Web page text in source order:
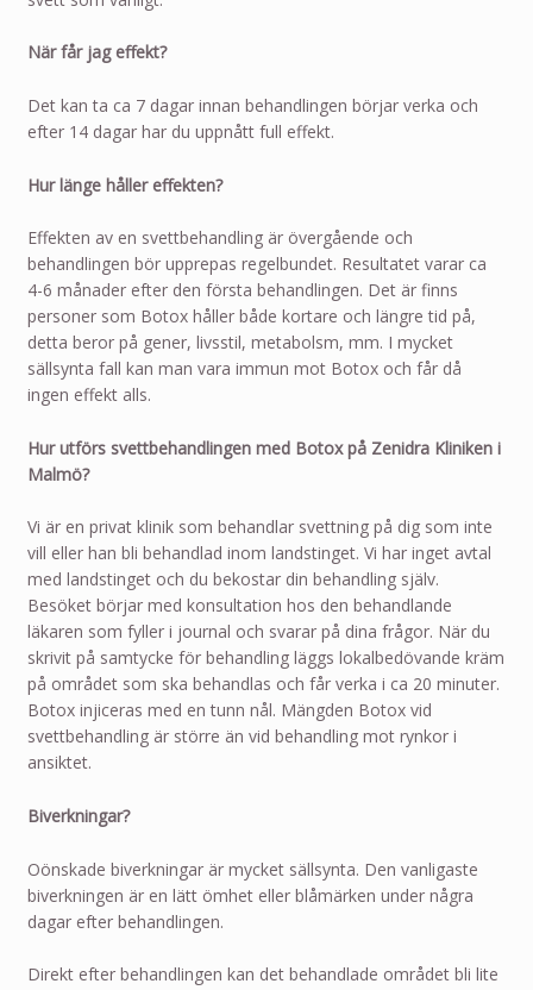
När får jag effekt?
Det kan ta ca 7 dagar innan behandlingen börjar verka och
efter 14 dagar har du uppnått full effekt.
Hur länge håller effekten?
Effekten av en svettbehandling är övergående och
behandlingen bör upprepas regelbundet. Resultatet varar ca
4-6 månader efter den första behandlingen. Det är finns
personer som Botox håller både kortare och längre tid på,
detta beror på gener, livsstil, metabolsm, mm. I mycket
sällsynta fall kan man vara immun mot Botox och får då
ingen effekt alls.
Hur utförs svettbehandlingen med Botox på Zenidra Kliniken i
Malmö?
Vi är en privat klinik som behandlar svettning på dig som inte
vill eller han bli behandlad inom landstinget. Vi har inget avtal
med landstinget och du bekostar din behandling själv.
Besöket börjar med konsultation hos den behandlande
läkaren som fyller i journal och svarar på dina frågor. När du
skrivit på samtycke för behandling läggs lokalbedövande kräm
på området som ska behandlas och får verka i ca 20 minuter.
Botox injiceras med en tunn nål. Mängden Botox vid
svettbehandling är större än vid behandling mot rynkor i
ansiktet.
Biverkningar?
Oönskade biverkningar är mycket sällsynta. Den vanligaste
biverkningen är en lätt ömhet eller blåmärken under några
dagar efter behandlingen.
Direkt efter behandlingen kan det behandlade området bli lite